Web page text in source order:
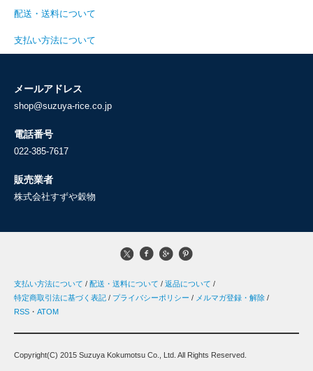
配送・送料について
支払い方法について
メールアドレス
shop@suzuya-rice.co.jp
電話番号
022-385-7617
販売業者
株式会社すずや穀物
支払い方法について / 配送・送料について / 返品について /
特定商取引法に基づく表記 / プライバシーポリシー / メルマガ登録・解除 /
RSS ・ ATOM
Copyright(C) 2015 Suzuya Kokumotsu Co., Ltd. All Rights Reserved.